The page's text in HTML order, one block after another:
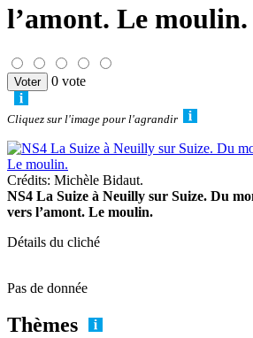
l’amont. Le moulin.
0 vote
Cliquez sur l'image pour l'agrandir
Crédits: Michèle Bidaut.
NS4 La Suize à Neuilly sur Suize. Du
vers l’amont. Le moulin.
Détails du cliché
Pas de donnée
Thèmes